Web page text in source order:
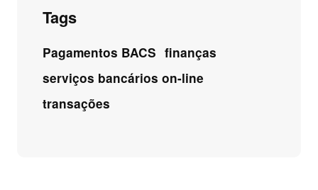
Tags
Pagamentos BACS finanças
serviços bancários on-line
transações